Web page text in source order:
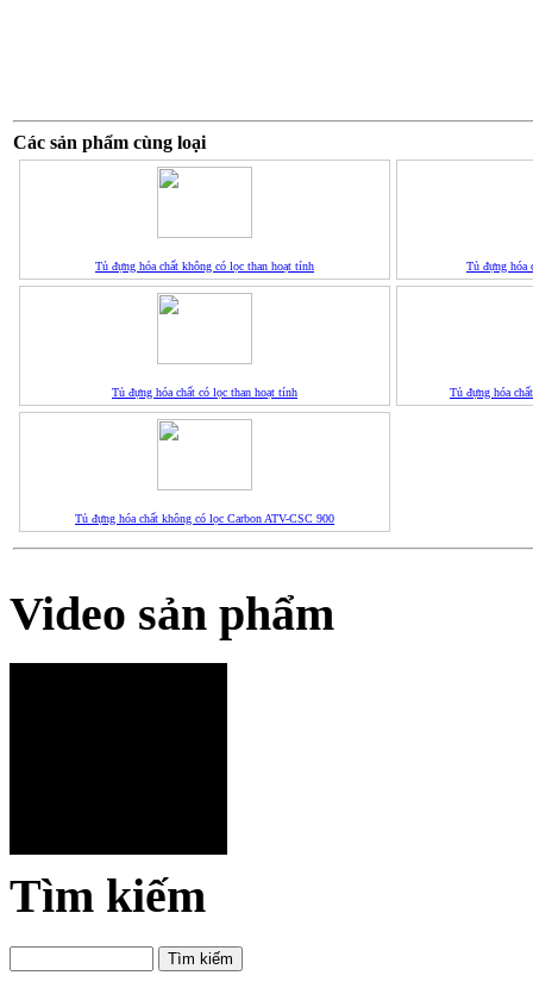
Các sản phẩm cùng loại
Tủ đựng hóa chất không có lọc than hoạt tính Tủ đựng hóa
Tủ đựng hóa chất có lọc than hoạt tính Tủ đựng hóa
Tủ đựng hóa chất không có lọc Carbon ATV-CSC 900
Video sản phẩm
Tìm kiếm